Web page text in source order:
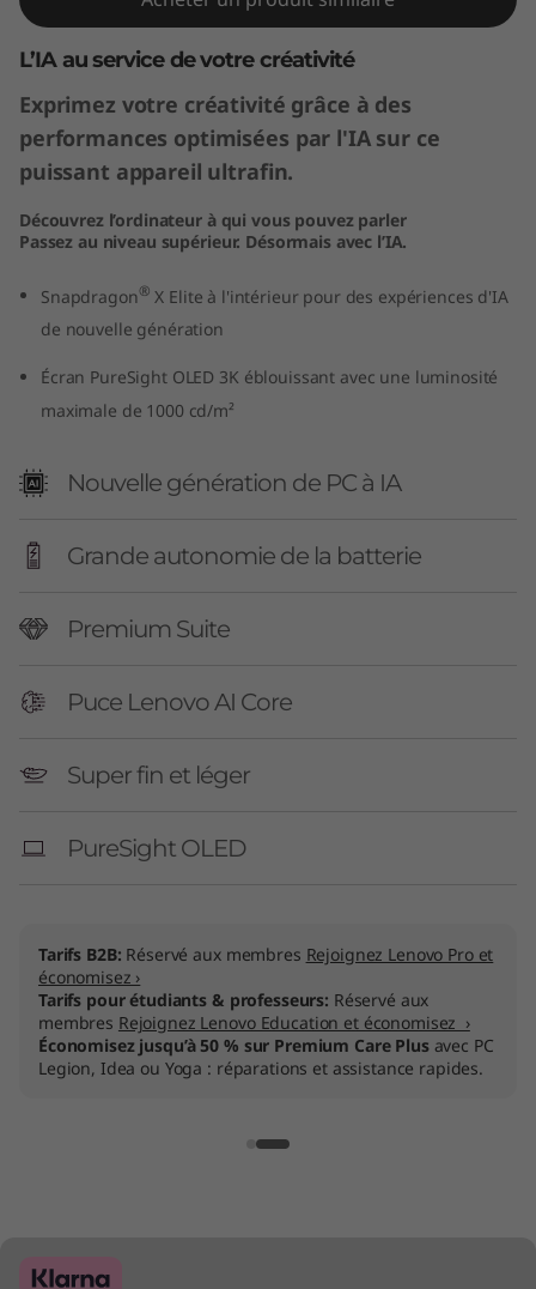
d
a
g
o
L’IA au service de votre créativité
Exprimez votre créativité grâce à des
performances optimisées par l'IA sur ce
puissant appareil ultrafin.
Découvrez l’ordinateur à qui vous pouvez parler
Passez au niveau supérieur. Désormais avec l’IA.
Snapdragon® X Elite à l'intérieur pour des expériences d'IA
de nouvelle génération
Écran PureSight OLED 3K éblouissant avec une luminosité
maximale de 1000 cd/m²
Nouvelle génération de PC à IA
Grande autonomie de la batterie
Premium Suite
Puce Lenovo AI Core
Super fin et léger
PureSight OLED
Tarifs B2B: Réservé aux membres Rejoignez Lenovo Pro et
économisez ›
Tarifs pour étudiants & professeurs: Réservé aux
membres Rejoignez Lenovo Education et économisez ›
Économisez jusqu’à 50 % sur Premium Care Plusavec PC
Legion, Idea ou Yoga : réparations et assistance rapides.